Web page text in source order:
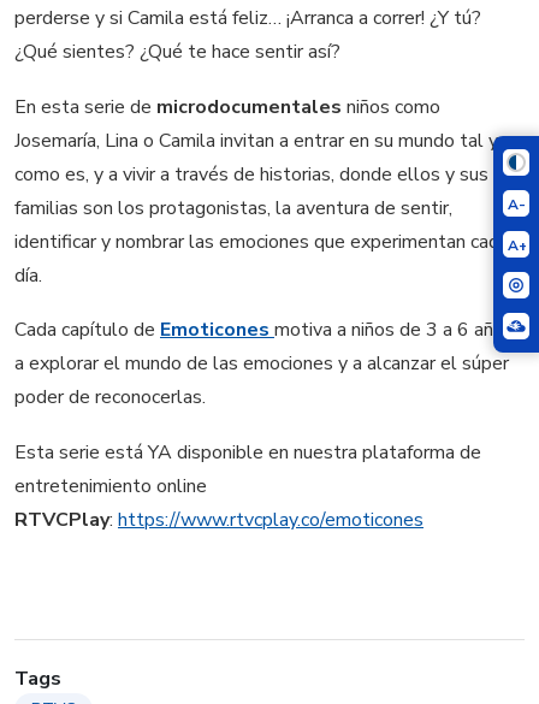
A-
A+
perderse y si Camila está feliz… ¡Arranca a correr! ¿Y tú?
¿Qué sientes? ¿Qué te hace sentir así?
En esta serie de microdocumentales niños como
Josemaría, Lina o Camila invitan a entrar en su mundo tal y
como es, y a vivir a través de historias, donde ellos y sus
familias son los protagonistas, la aventura de sentir,
identificar y nombrar las emociones que experimentan cada
día.
Cada capítulo de Emoticones motiva a niños de 3 a 6 años
a explorar el mundo de las emociones y a alcanzar el súper
poder de reconocerlas.
Esta serie está YA disponible en nuestra plataforma de
entretenimiento online
RTVCPlay: https://www.rtvcplay.co/emoticones
Tags